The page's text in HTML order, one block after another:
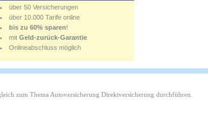
über 50 Versicherungen
über 10.000 Tarife online
bis zu 60% sparen!
mit Geld-zurück-Garantie
Onlineabschluss möglich
zum Thema Autoversicherung Direktversicherung durchführen.